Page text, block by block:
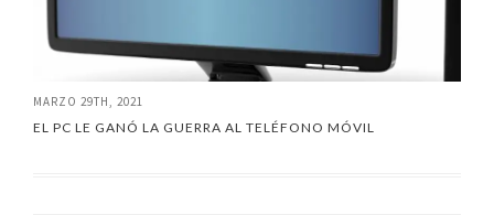
MARZO 29TH, 2021
EL PC LE GANÓ LA GUERRA AL TELÉFONO MÓVIL